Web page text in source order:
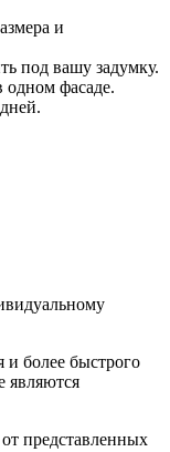
и
под вашу задумку.
одном фасаде.
и более быстрого
являются
представленных